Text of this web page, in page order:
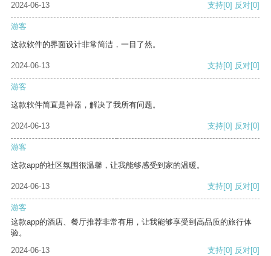
2024-06-13 支持[0] 反对[0]
游客
这款软件的界面设计非常简洁，一目了然。
2024-06-13 支持[0] 反对[0]
游客
这款软件简直是神器，解决了我所有问题。
2024-06-13 支持[0] 反对[0]
游客
这款app的社区氛围很温馨，让我能够感受到家的温暖。
2024-06-13 支持[0] 反对[0]
游客
这款app的酒店、餐厅推荐非常有用，让我能够享受到高品质的旅行体
验。
2024-06-13
支持[0] 反对[0]